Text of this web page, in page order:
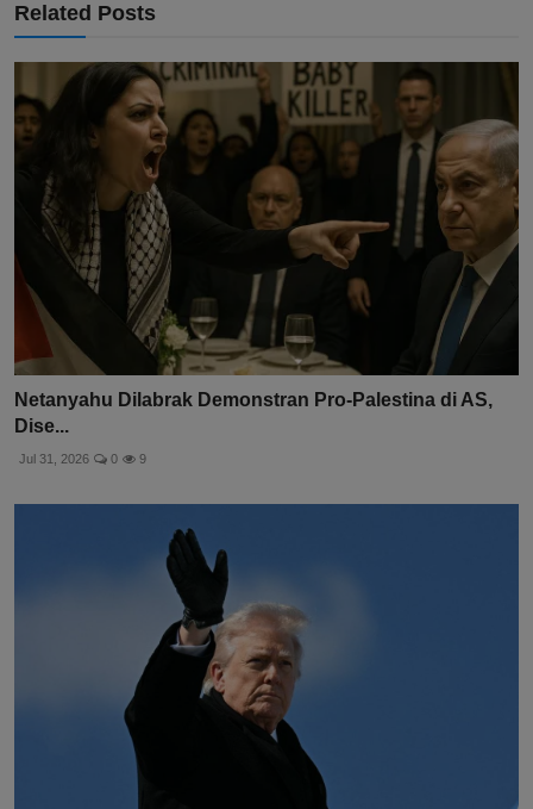
Related Posts
Netanyahu Dilabrak Demonstran Pro-Palestina di AS,
Dise...
Jul 31, 2026 0 9